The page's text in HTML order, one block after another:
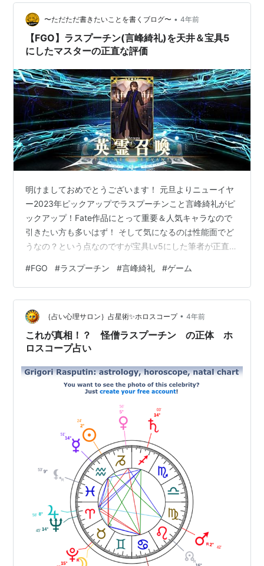
〜ただただ書きたいことを書くブログ〜 • 4年前
【FGO】ラスプーチン(言峰綺礼)を天井＆宝具5
にしたマスターの正直な評価
明けましておめでとうございます！ 元旦よりニューイヤ
ー2023年ピックアップでラスプーチンこと言峰綺礼がピ
ックアップ！Fate作品にとって重要＆人気キャラなので
引きたい方も多いはず！ そして気になるのは性能面でど
うなの？という点なのですが宝具Lv5にした筆者が正直な
言ってしまうと強いのですがあともう一押し欲しかった
な…という印象に。 ちなみに1体目を引くのに新年
早々”天井”を迎えてしまったので辛い正月スタートとなっ
てしまいました。。。 宝具Lv5にして少し使ってみての
評価 ラスプーチンの強み ラスプーチンの弱み※強みを裏
返して見た点が多め こ…
#FGO #ラスプーチン #言峰綺礼 #ゲーム
｛占い心理サロン｝占星術✨ホロスコープ • 4年前
これが真相！？ 怪僧ラスプーチン の正体 ホ
ロスコープ占い